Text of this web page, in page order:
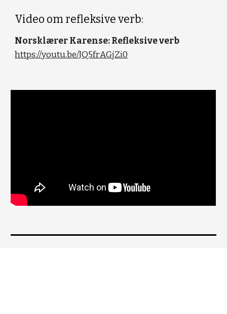
Video om refleksive verb:
Norsklærer Karense: Refleksive verb
https://youtu.be/JQ5frAGjZi0